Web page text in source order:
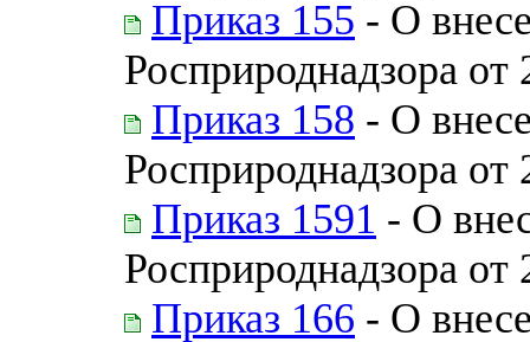
Приказ 155 - О
Росприроднадзора
Приказ 158 - О
Росприроднадзора
Приказ 1591 - О
Росприроднадзора
Приказ 166 - О